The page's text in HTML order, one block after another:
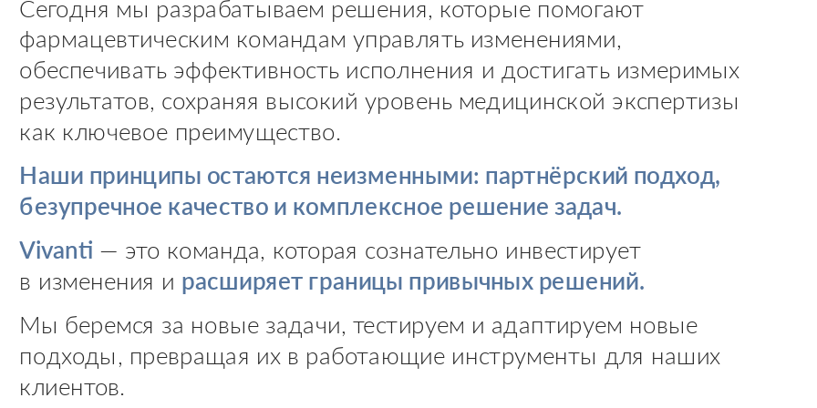
Сегодня мы разрабатываем решения, которые помогают
фармацевтическим командам управлять изменениями,
обеспечивать эффективность исполнения и достигать измеримых
результатов, сохраняя высокий уровень медицинской экспертизы
как ключевое преимущество.
Наши принципы остаются неизменными: партнёрский подход,
безупречное качество и комплексное решение задач.
Vivanti — это команда, которая сознательно инвестирует
в изменения и расширяет границы привычных решений.
Мы беремся за новые задачи, тестируем и адаптируем новые
подходы, превращая их в работающие инструменты для наших
клиентов.